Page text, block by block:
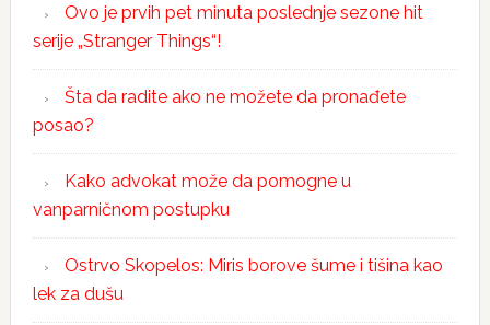
Ovo je prvih pet minuta poslednje sezone hit
serije „Stranger Things“!
Šta da radite ako ne možete da pronađete
posao?
Kako advokat može da pomogne u
vanparničnom postupku
Ostrvo Skopelos: Miris borove šume i tišina kao
lek za dušu